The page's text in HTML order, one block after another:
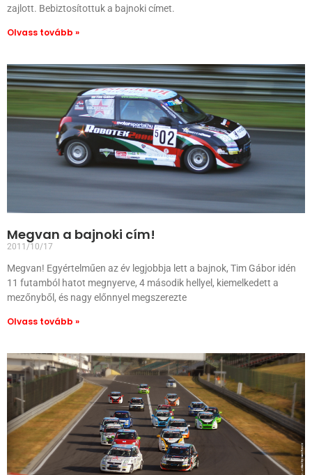
zajlott. Bebiztosítottuk a bajnoki címet.
Olvass tovább »
Megvan a bajnoki cím!
2011/10/17
Megvan! Egyértelműen az év legjobbja lett a bajnok, Tim Gábor idén
11 futamból hatot megnyerve, 4 második hellyel, kiemelkedett a
mezőnyből, és nagy előnnyel megszerezte
Olvass tovább »